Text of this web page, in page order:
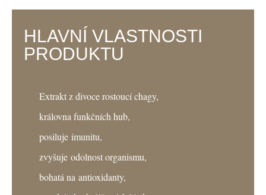
HLAVNÍ VLASTNOSTI
PRODUKTU
Extrakt z divoce rostoucí chagy,
královna funkčních hub,
posiluje imunitu,
zvyšuje odolnost organismu,
bohatá na antioxidanty,